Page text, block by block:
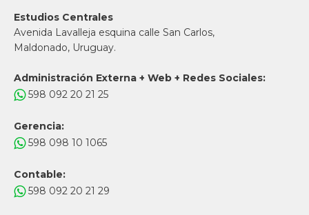
Estudios Centrales
Avenida Lavalleja esquina calle San Carlos,
Maldonado, Uruguay.
Administración Externa + Web + Redes Sociales:
598 092 20 21 25
Gerencia:
598 098 10 1065
Contable:
598 092 20 21 29